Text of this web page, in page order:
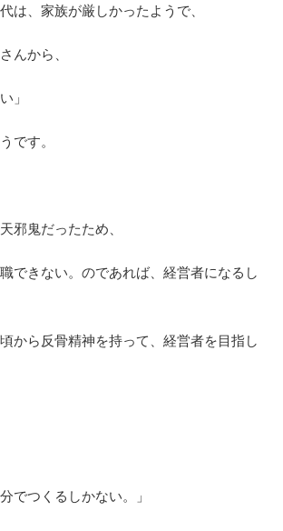
は、家族が厳しかったようで、
んから、
」
です。
邪鬼だったため、
職できない。のであれば、経営者になるし
から反骨精神を持って、経営者を目指し
でつくるしかない。」